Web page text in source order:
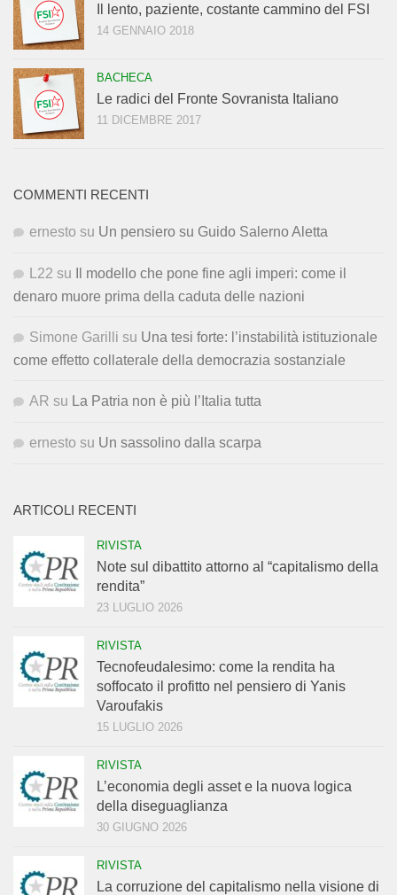
Il lento, paziente, costante cammino del FSI
14 GENNAIO 2018
BACHECA
Le radici del Fronte Sovranista Italiano
11 DICEMBRE 2017
COMMENTI RECENTI
ernesto su Un pensiero su Guido Salerno Aletta
L22 su
Il modello che pone fine agli imperi: come il
denaro muore prima della caduta delle nazioni
Simone Garilli su Una tesi forte: l’instabilità istituzionale
come effetto collaterale della democrazia sostanziale
AR su La Patria non è più l’Italia tutta
ernesto su Un sassolino dalla scarpa
ARTICOLI RECENTI
RIVISTA
Note sul dibattito attorno al “capitalismo della
rendita”
23 LUGLIO 2026
RIVISTA
Tecnofeudalesimo: come la rendita ha
soffocato il profitto nel pensiero di Yanis
Varoufakis
15 LUGLIO 2026
RIVISTA
L’economia degli asset e la nuova logica
della diseguaglianza
30 GIUGNO 2026
RIVISTA
La corruzione del capitalismo nella visione di